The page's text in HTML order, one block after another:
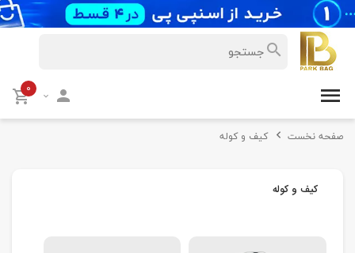
۰
صفحه نخست کیف و کوله
کیف و کوله